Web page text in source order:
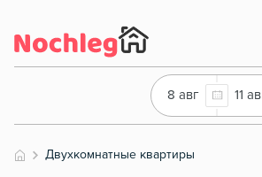
8 авг 11
Двухкомнатные квартиры